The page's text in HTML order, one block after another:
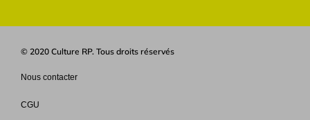
© 2020 Culture RP. Tous droits réservés
Nous contacter
CGU